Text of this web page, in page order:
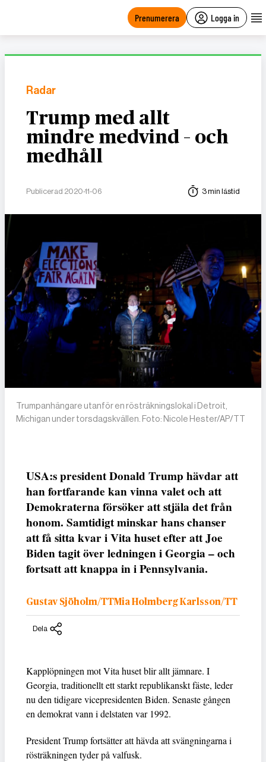
Prenumerera Logga in
Radar
Trump med allt
mindre medvind – och
medhåll
Publicerad 2020-11-06 3 min lästid
Trumpanhängare utanför en rösträkningslokal i Detroit,
Michigan under torsdagskvällen. Foto: Nicole Hester/AP/TT
USA:s president Donald Trump hävdar att
han fortfarande kan vinna valet och att
Demokraterna försöker att stjäla det från
honom. Samtidigt minskar hans chanser
att få sitta kvar i Vita huset efter att Joe
Biden tagit över ledningen i Georgia – och
fortsatt att knappa in i Pennsylvania.
Gustav Sjöholm/TTMia Holmberg Karlsson/TT
Dela
Kapplöpningen mot Vita huset blir allt jämnare. I
Georgia, traditionellt ett starkt republikanskt fäste, leder
nu den tidigare vicepresidenten Biden. Senaste gången
en demokrat vann i delstaten var 1992.
President Trump fortsätter att hävda att svängningarna i
rösträkningen tyder på valfusk.